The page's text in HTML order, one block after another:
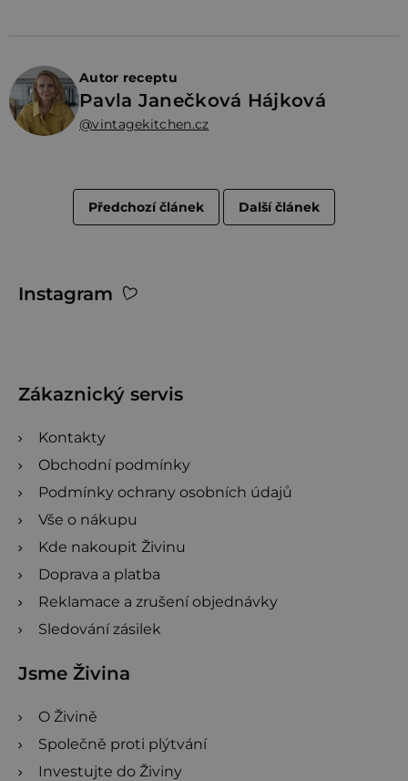
Autor receptu
Pavla Janečková Hájková
@vintagekitchen.cz
Předchozí článek Další článek
Instagram
Zákaznický servis
Kontakty
Obchodní podmínky
Podmínky ochrany osobních údajů
Vše o nákupu
Kde nakoupit Živinu
Doprava a platba
Reklamace a zrušení objednávky
Sledování zásilek
Jsme Živina
O Živině
Společně proti plýtvání
Investujte do Živiny